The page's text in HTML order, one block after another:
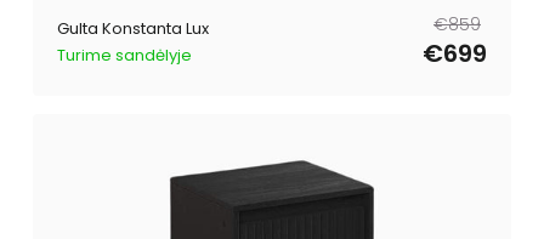
Gulta Konstanta Lux
Turime sandėlyje
Parastā€859
Pārdošanas
€699